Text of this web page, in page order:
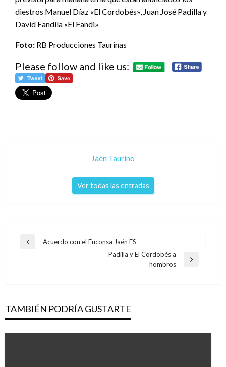
diestros Manuel Díaz «El Cordobés», Juan José Padilla y
David Fandila «El Fandi»
Foto: RB Producciones Taurinas
Please follow and like us:
Jaén Taurino
Ver todas las entradas
Navegación
Entrada
Acuerdo con el Fuconsa Jaén FS
Padilla y El Cordobés a
hombros
TAMBIÉN PODRÍA GUSTARTE